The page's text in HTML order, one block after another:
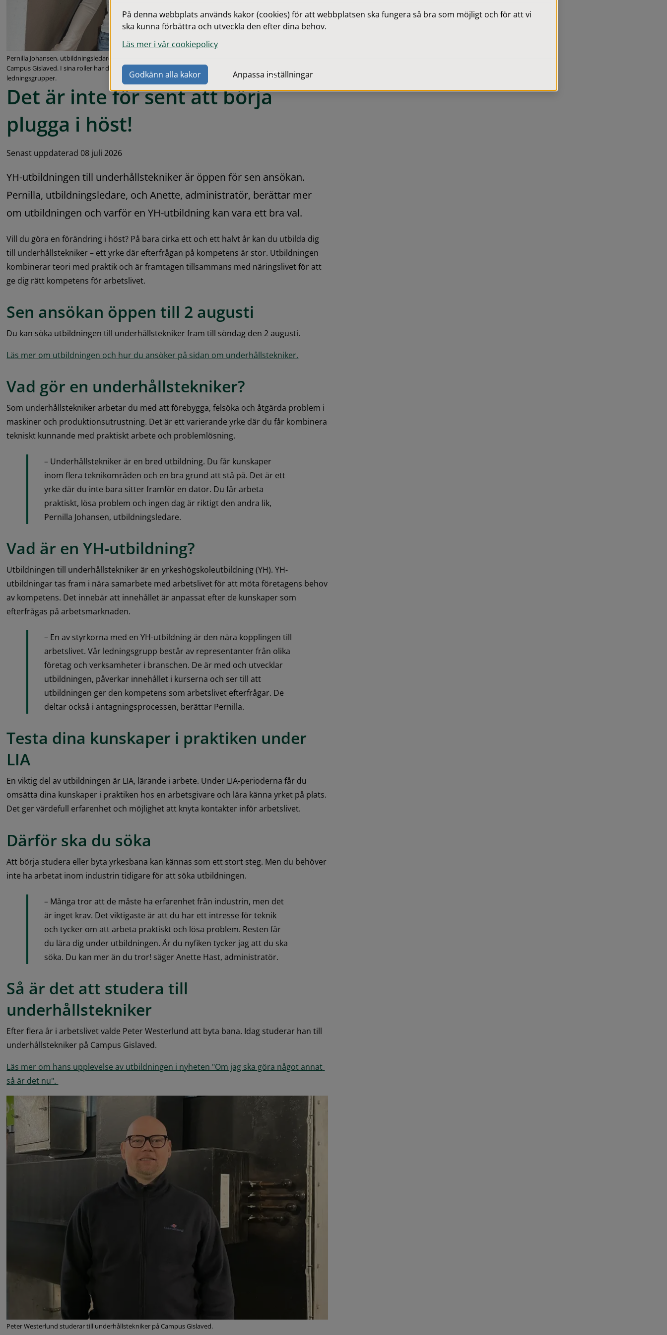
Pernilla Johansen, utbildningsledare, och Anette Hast, administratör, arbetar med YH-utbildningarna på
Campus Gislaved. I sina roller har de nära kontakt med både studerande, företag och utbildningarnas
ledningsgrupper.
Det är inte för sent att börja
plugga i höst!
Senast uppdaterad 08 juli 2026
YH-utbildningen till underhållstekniker är öppen för sen ansökan.
Pernilla, utbildningsledare, och Anette, administratör, berättar mer
om utbildningen och varför en YH-utbildning kan vara ett bra val.
Vill du göra en förändring i höst? På bara cirka ett och ett halvt år kan du utbilda dig
till underhållstekniker – ett yrke där efterfrågan på kompetens är stor. Utbildningen
kombinerar teori med praktik och är framtagen tillsammans med näringslivet för att
ge dig rätt kompetens för arbetslivet.
Sen ansökan öppen till 2 augusti
Du kan söka utbildningen till underhållstekniker fram till söndag den 2 augusti.
Läs mer om utbildningen och hur du ansöker på sidan om underhållstekniker.
Vad gör en underhållstekniker?
Som underhållstekniker arbetar du med att förebygga, felsöka och åtgärda problem i
maskiner och produktionsutrustning. Det är ett varierande yrke där du får kombinera
tekniskt kunnande med praktiskt arbete och problemlösning.
– Underhållstekniker är en bred utbildning. Du får kunskaper
inom flera teknikområden och en bra grund att stå på. Det är ett
yrke där du inte bara sitter framför en dator. Du får arbeta
praktiskt, lösa problem och ingen dag är riktigt den andra lik,
Pernilla Johansen, utbildningsledare.
Vad är en YH-utbildning?
Utbildningen till underhållstekniker är en yrkeshögskoleutbildning (YH). YH-
utbildningar tas fram i nära samarbete med arbetslivet för att möta företagens behov
av kompetens. Det innebär att innehållet är anpassat efter de kunskaper som
efterfrågas på arbetsmarknaden.
– En av styrkorna med en YH-utbildning är den nära kopplingen till
arbetslivet. Vår ledningsgrupp består av representanter från olika
företag och verksamheter i branschen. De är med och utvecklar
utbildningen, påverkar innehållet i kurserna och ser till att
utbildningen ger den kompetens som arbetslivet efterfrågar. De
deltar också i antagningsprocessen, berättar Pernilla.
Testa dina kunskaper i praktiken under
LIA
En viktig del av utbildningen är LIA, lärande i arbete. Under LIA-perioderna får du
omsätta dina kunskaper i praktiken hos en arbetsgivare och lära känna yrket på plats.
Det ger värdefull erfarenhet och möjlighet att knyta kontakter inför arbetslivet.
Därför ska du söka
Att börja studera eller byta yrkesbana kan kännas som ett stort steg. Men du behöver
inte ha arbetat inom industrin tidigare för att söka utbildningen.
– Många tror att de måste ha erfarenhet från industrin, men det
är inget krav. Det viktigaste är att du har ett intresse för teknik
och tycker om att arbeta praktiskt och lösa problem. Resten får
du lära dig under utbildningen. Är du nyfiken tycker jag att du ska
söka. Du kan mer än du tror! säger Anette Hast, administratör.
Så är det att studera till
underhållstekniker
Efter flera år i arbetslivet valde Peter Westerlund att byta bana. Idag studerar han till
underhållstekniker på Campus Gislaved.
Läs mer om hans upplevelse av utbildningen i nyheten "Om jag ska göra något annat
så är det nu".
Peter Westerlund studerar till underhållstekniker på Campus Gislaved.
På denna webbplats används kakor (cookies) för att webbplatsen ska fungera så bra som möjligt och för att vi
ska kunna förbättra och utveckla den efter dina behov.
Läs mer i vår cookiepolicy
Godkänn alla kakor Anpassa inställningar